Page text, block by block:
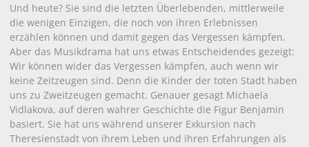
Und heute? Sie sind die letzten Überlebenden, mittlerweile
die wenigen Einzigen, die noch von ihren Erlebnissen
erzählen können und damit gegen das Vergessen kämpfen.
Aber das Musikdrama hat uns etwas Entscheidendes gezeigt:
Wir können wider das Vergessen kämpfen, auch wenn wir
keine Zeitzeugen sind. Denn die Kinder der toten Stadt haben
uns zu Zweitzeugen gemacht. Genauer gesagt Michaela
Vidlakova, auf deren wahrer Geschichte die Figur Benjamin
basiert. Sie hat uns während unserer Exkursion nach
Theresienstadt von ihrem Leben und ihren Erfahrungen als